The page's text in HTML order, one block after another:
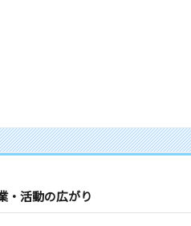
・活動の広がり